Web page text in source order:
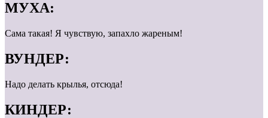
МУХА:
Сама такая! Я чувствую, запахло жареным!
ВУНДЕР:
Надо делать крылья, отсюда!
КИНДЕР: